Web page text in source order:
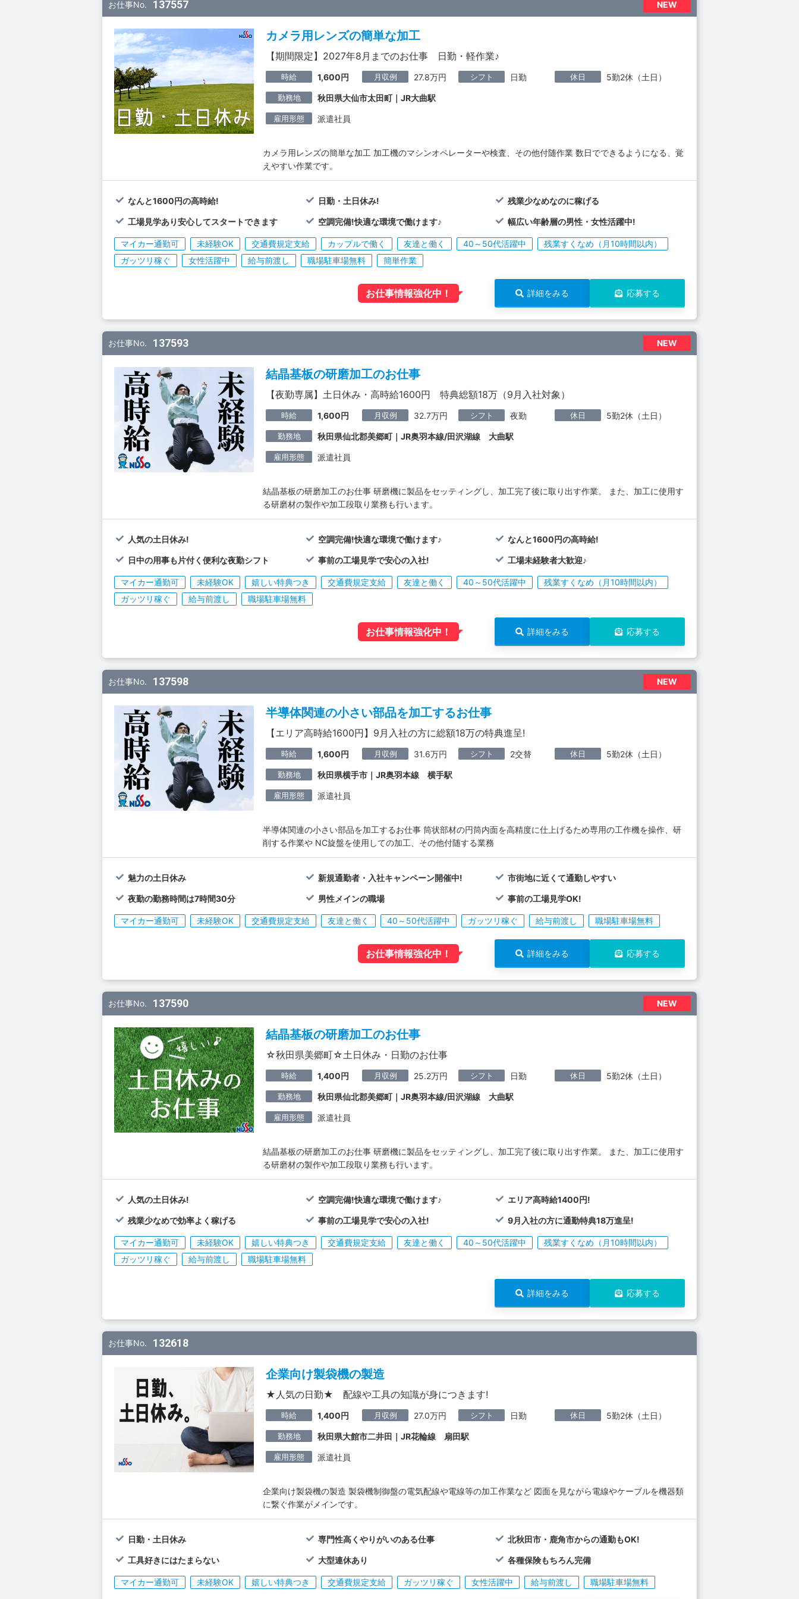
NEW
お仕事No. 137557
カメラ用レンズの簡単な加工
【期間限定】2027年8月までのお仕事 日勤・軽作業♪
時給 1,600円 月収例 27.8万円 シフト 日勤 休日 5勤2休（土日）
勤務地 秋田県大仙市太田町｜JR大曲駅
雇用形態 派遣社員
カメラ用レンズの簡単な加工 加工機のマシンオペレーターや検査、その他付随作業 数日でできるようになる、覚
えやすい作業です。
なんと1600円の高時給! 日勤・土日休み! 残業少なめなのに稼げる
工場見学あり安心してスタートできます 空調完備!快適な環境で働けます♪ 幅広い年齢層の男性・女性活躍中!
マイカー通勤可 未経験OK 交通費規定支給 カップルで働く 友達と働く 40～50代活躍中
残業すくなめ（月10時間以内）
ガッツリ稼ぐ
女性活躍中 給与前渡し 職場駐車場無料 簡単作業
お仕事情報強化中！ 詳細をみる 応募する
NEW
お仕事No. 137593
結晶基板の研磨加工のお仕事
【夜勤専属】土日休み・高時給1600円 特典総額18万（9月入社対象）
時給 1,600円 月収例 32.7万円 シフト 夜勤 休日 5勤2休（土日）
勤務地 秋田県仙北郡美郷町｜JR奥羽本線/田沢湖線 大曲駅
雇用形態 派遣社員
結晶基板の研磨加工のお仕事 研磨機に製品をセッティングし、加工完了後に取り出す作業。 また、加工に使用す
る研磨材の製作や加工段取り業務も行います。
人気の土日休み! 空調完備!快適な環境で働けます♪ なんと1600円の高時給!
日中の用事も片付く便利な夜勤シフト 事前の工場見学で安心の入社! 工場未経験者大歓迎♪
マイカー通勤可 未経験OK 嬉しい特典つき 交通費規定支給 友達と働く 40～50代活躍中
残業すくなめ（月10時間以内）
ガッツリ稼ぐ
給与前渡し 職場駐車場無料
お仕事情報強化中！ 詳細をみる 応募する
NEW
お仕事No. 137598
半導体関連の小さい部品を加工するお仕事
【エリア高時給1600円】9月入社の方に総額18万の特典進呈!
時給 1,600円 月収例 31.6万円 シフト 2交替 休日 5勤2休（土日）
勤務地 秋田県横手市｜JR奥羽本線 横手駅
雇用形態 派遣社員
半導体関連の小さい部品を加工するお仕事 筒状部材の円筒内面を高精度に仕上げるため専用の工作機を操作、研
削する作業や NC旋盤を使用しての加工、その他付随する業務
魅力の土日休み 新規通勤者・入社キャンペーン開催中! 市街地に近くて通勤しやすい
夜勤の勤務時間は7時間30分 男性メインの職場 事前の工場見学OK!
マイカー通勤可 未経験OK 交通費規定支給 友達と働く 40～50代活躍中 ガッツリ稼ぐ 給与前渡し 職場駐車場無料
お仕事情報強化中！ 詳細をみる 応募する
NEW
お仕事No. 137590
結晶基板の研磨加工のお仕事
☆秋田県美郷町☆土日休み・日勤のお仕事
時給 1,400円 月収例 25.2万円 シフト 日勤 休日 5勤2休（土日）
勤務地 秋田県仙北郡美郷町｜JR奥羽本線/田沢湖線 大曲駅
雇用形態 派遣社員
結晶基板の研磨加工のお仕事 研磨機に製品をセッティングし、加工完了後に取り出す作業。 また、加工に使用す
る研磨材の製作や加工段取り業務も行います。
人気の土日休み! 空調完備!快適な環境で働けます♪ エリア高時給1400円!
残業少なめで効率よく稼げる 事前の工場見学で安心の入社! 9月入社の方に通勤特典18万進呈!
マイカー通勤可 未経験OK 嬉しい特典つき 交通費規定支給 友達と働く 40～50代活躍中
残業すくなめ（月10時間以内）
ガッツリ稼ぐ
給与前渡し 職場駐車場無料
詳細をみる 応募する
お仕事No. 132618
企業向け製袋機の製造
★人気の日勤★ 配線や工具の知識が身につきます!
時給 1,400円 月収例 27.0万円 シフト 日勤 休日 5勤2休（土日）
勤務地 秋田県大館市二井田｜JR花輪線 扇田駅
雇用形態 派遣社員
企業向け製袋機の製造 製袋機制御盤の電気配線や電線等の加工作業など 図面を見ながら電線やケーブルを機器類
に繋ぐ作業がメインです。
日勤・土日休み 専門性高くやりがいのある仕事 北秋田市・鹿角市からの通勤もOK!
工具好きにはたまらない 大型連休あり 各種保険もちろん完備
マイカー通勤可 未経験OK 嬉しい特典つき 交通費規定支給 ガッツリ稼ぐ 女性活躍中 給与前渡し 職場駐車場無料